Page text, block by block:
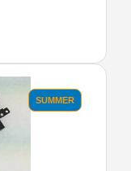
SUMMER